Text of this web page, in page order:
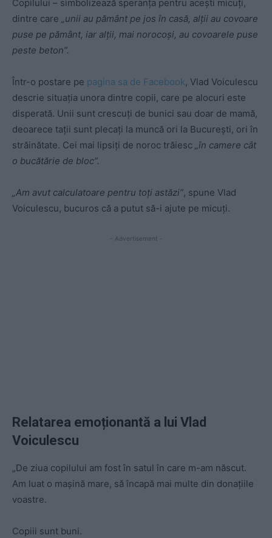
Copilului – simbolizează speranța pentru acești micuți,
dintre care „unii au pământ pe jos în casă, alții au covoare
puse pe pământ, iar alții, mai norocoși, au covoarele puse
peste beton”.
Într-o postare pe pagina sa de Facebook, Vlad Voiculescu
descrie situația unora dintre copii, care pe alocuri este
disperată. Unii sunt crescuți de bunici sau doar de mamă,
deoarece tații sunt plecați la muncă ori la București, ori în
străinătate. Cei mai lipsiți de noroc trăiesc „în camere cât
o bucătărie de bloc”.
„Am avut calculatoare pentru toți astăzi”, spune Vlad
Voiculescu, bucuros că a putut să-i ajute pe micuți.
- Advertisement -
Relatarea emoționantă a lui Vlad
Voiculescu
„De ziua copilului am fost în satul în care m-am născut.
Am luat o mașină mare, să încapă mai multe din donațiile
voastre.
Copiii sunt buni.